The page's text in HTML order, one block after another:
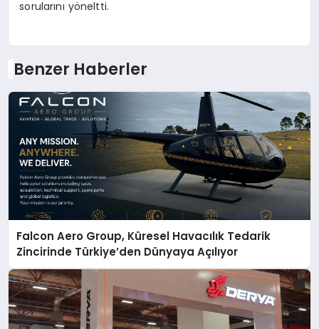
sorularını yöneltti.
Benzer Haberler
Falcon Aero Group, Küresel Havacılık Tedarik
Zincirinde Türkiye’den Dünyaya Açılıyor